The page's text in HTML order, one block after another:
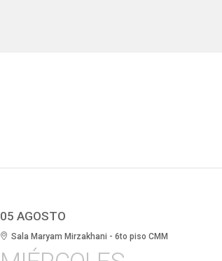
05 AGOSTO
Sala Maryam Mirzakhani - 6to piso CMM